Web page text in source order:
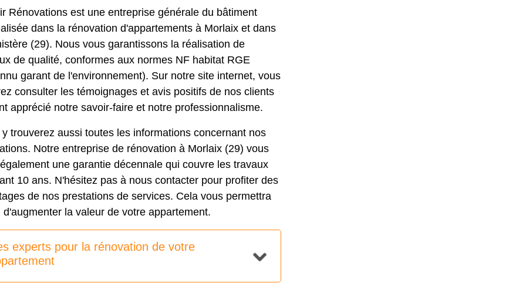
Rénovations est une entreprise générale du bâtiment
dans la rénovation d'appartements à Morlaix et dans
(29). Nous vous garantissons la réalisation de
de qualité, conformes aux normes NF habitat RGE
garant de l'environnement). Sur notre site internet, vous
consulter les témoignages et avis positifs de nos clients
apprécié notre savoir-faire et notre professionnalisme.
y trouverez aussi toutes les informations concernant nos
Notre entreprise de rénovation à Morlaix (29) vous
une garantie décennale qui couvre les travaux
10 ans. N'hésitez pas à nous contacter pour profiter des
de nos prestations de services. Cela vous permettra
d'augmenter la valeur de votre appartement.
experts pour la rénovation de votre